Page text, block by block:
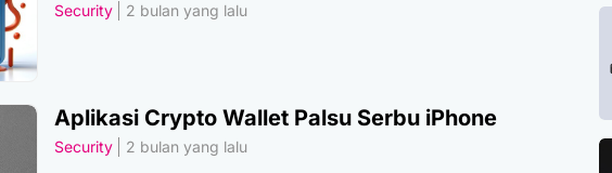
Security 2 bulan yang lalu
Aplikasi Crypto Wallet Palsu Serbu iPhone
Security 2 bulan yang lalu